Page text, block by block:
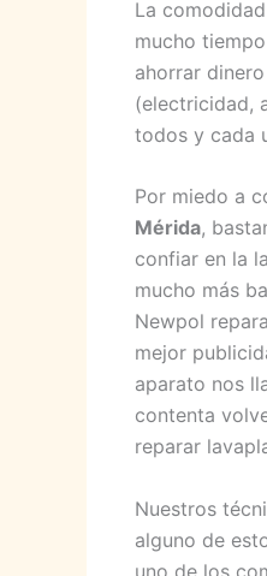
La
mucho
ahorrar
(electricidad,
todos y cada
Por miedo a
Mérida,
confiar en la
mucho más
Newpol
mejor
aparato nos
contenta
reparar
Nuestros
alguno de
uno de los